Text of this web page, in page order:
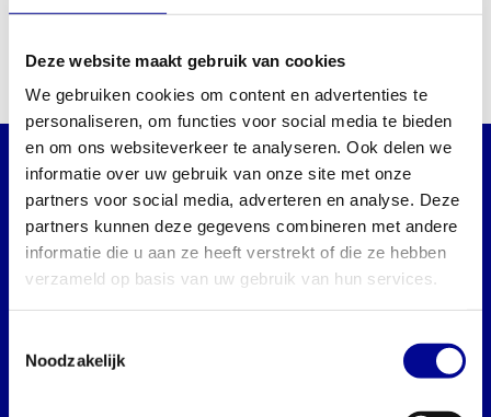
Deze website maakt gebruik van cookies
We gebruiken cookies om content en advertenties te
personaliseren, om functies voor social media te bieden
en om ons websiteverkeer te analyseren. Ook delen we
informatie over uw gebruik van onze site met onze
partners voor social media, adverteren en analyse. Deze
partners kunnen deze gegevens combineren met andere
informatie die u aan ze heeft verstrekt of die ze hebben
verzameld op basis van uw gebruik van hun services.
Noodzakelijk
3.199,00Incl. btw
WILT U OP DE HOOGTE BLIJVEN VAN ONZE
Abonneer dan op onze nieuwsbrief!